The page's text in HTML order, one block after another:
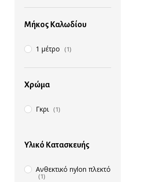
Απολυμαντικά &
Μήκος Καλωδίου
1 μέτρο (1)
Χρώμα
Γκρι (1)
Υλικό Κατασκευής
Ανθεκτικό nylon πλεκτό
(1)